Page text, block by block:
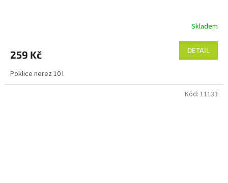
Skladem
259 Kč DETAIL
Poklice nerez 10 l
Kód: 11133